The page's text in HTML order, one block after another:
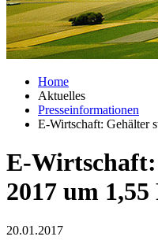
Home
Aktuelles
Presseinformationen
E-Wirtschaft: Gehälter
E-Wirtschaft:
2017 um
20.01.2017